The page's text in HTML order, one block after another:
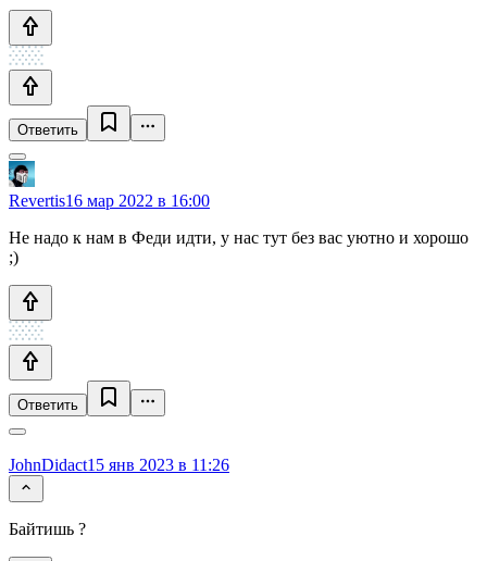
Ответить
Revertis16 мар 2022 в 16:00
Не надо к нам в Феди идти, у нас тут без вас уютно и хорошо
;)
Ответить
JohnDidact15 янв 2023 в 11:26
Байтишь ?